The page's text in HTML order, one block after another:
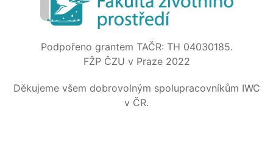
Podpořeno grantem TAČR: TH 04030185.
FŽP ČZU v Praze 2022
Děkujeme všem dobrovolným spolupracovníkům IWC
v ČR.